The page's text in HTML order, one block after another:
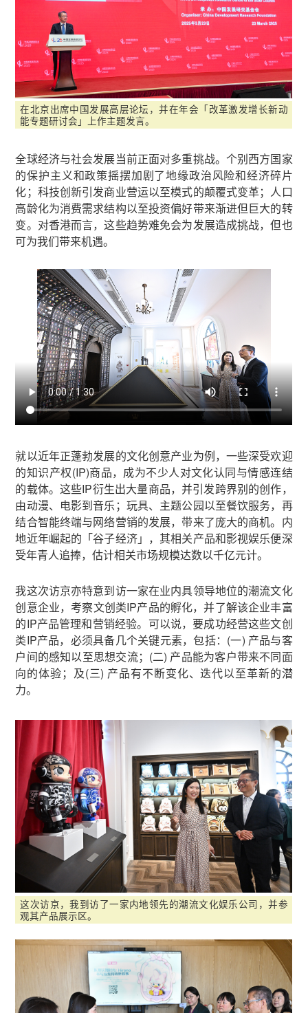
在北京出席中国发展高层论坛，并在年会「改革激发增长新动
能专题研讨会」上作主题发言。
全球经济与社会发展当前正面对多重挑战。个别西方国家
的保护主义和政策摇摆加剧了地缘政治风险和经济碎片
化；科技创新引发商业营运以至模式的颠覆式变革；人口
高龄化为消费需求结构以至投资偏好带来渐进但巨大的转
变。对香港而言，这些趋势难免会为发展造成挑战，但也
可为我们带来机遇。
就以近年正蓬勃发展的文化创意产业为例，一些深受欢迎
的知识产权(IP)商品，成为不少人对文化认同与情感连结
的载体。这些IP衍生出大量商品，并引发跨界别的创作，
由动漫、电影到音乐；玩具、主题公园以至餐饮服务，再
结合智能终端与网络营销的发展，带来了庞大的商机。内
地近年崛起的「谷子经济」，其相关产品和影视娱乐便深
受年青人追捧，估计相关市场规模达数以千亿元计。
我这次访京亦特意到访一家在业内具领导地位的潮流文化
创意企业，考察文创类IP产品的孵化，并了解该企业丰富
的IP产品管理和营销经验。可以说，要成功经营这些文创
类IP产品，必须具备几个关键元素，包括：(一) 产品与客
户间的感知以至思想交流；(二) 产品能为客户带来不同面
向的体验；及(三) 产品有不断变化、迭代以至革新的潜
力。
这次访京，我到访了一家内地领先的潮流文化娱乐公司，并参
观其产品展示区。